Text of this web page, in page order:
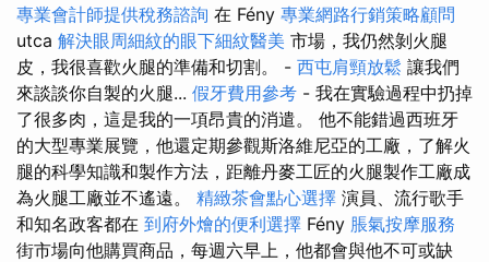
專業會計師提供稅務諮詢 在 Fény 專業網路行銷策略顧問
utca 解決眼周細紋的眼下細紋醫美 市場，我仍然剝火腿
皮，我很喜歡火腿的準備和切割。 - 西屯肩頸放鬆 讓我們
來談談你自製的火腿... 假牙費用參考 - 我在實驗過程中扔掉
了很多肉，這是我的一項昂貴的消遣。 他不能錯過西班牙
的大型專業展覽，他還定期參觀斯洛維尼亞的工廠，了解火
腿的科學知識和製作方法，距離丹麥工匠的火腿製作工廠成
為火腿工廠並不遙遠。 精緻茶會點心選擇 演員、流行歌手
和知名政客都在 到府外燴的便利選擇 Fény 脹氣按摩服務
街市場向他購買商品，每週六早上，他都會與他不可或缺